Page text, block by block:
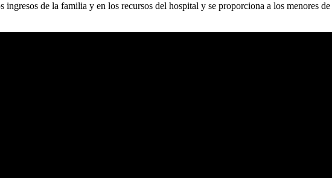
ingresos de la familia y en los recursos del hospital y se proporciona a los menores